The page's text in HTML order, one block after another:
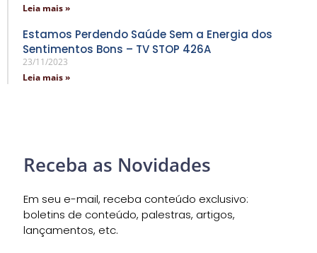
Leia mais »
Estamos Perdendo Saúde Sem a Energia dos
Sentimentos Bons – TV STOP 426A
23/11/2023
Leia mais »
Receba as Novidades
Em seu e-mail, receba conteúdo exclusivo:
boletins de conteúdo, palestras, artigos,
lançamentos, etc.